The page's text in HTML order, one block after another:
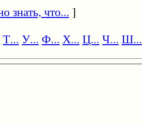
знать, что... ]
Т... У... Ф... Х... Ц... Ч... Ш...